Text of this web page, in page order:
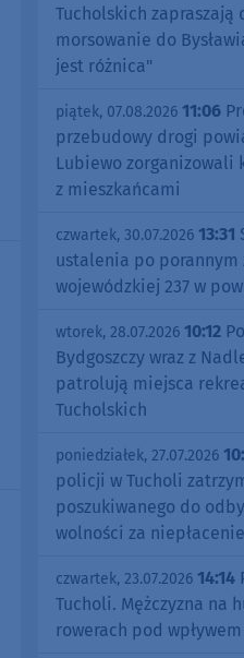
Tucholskich zapraszają
morsowanie do
jest różnica"
piątek, 07.08.2026 11:06
przebudowy drogi
Lubiewo zorganizowali
z mieszkańcami
czwartek, 30.07.2026 13:31
ustalenia po porannym
wojewódzkiej 237 w
wtorek, 28.07.2026 10:12
Bydgoszczy wraz z
patrolują miejsca
Tucholskich
poniedziałek, 27.07.2026
policji w Tucholi
poszukiwanego do
wolności za
czwartek, 23.07.2026 14:14
Tucholi. Mężczyzna na
rowerach pod